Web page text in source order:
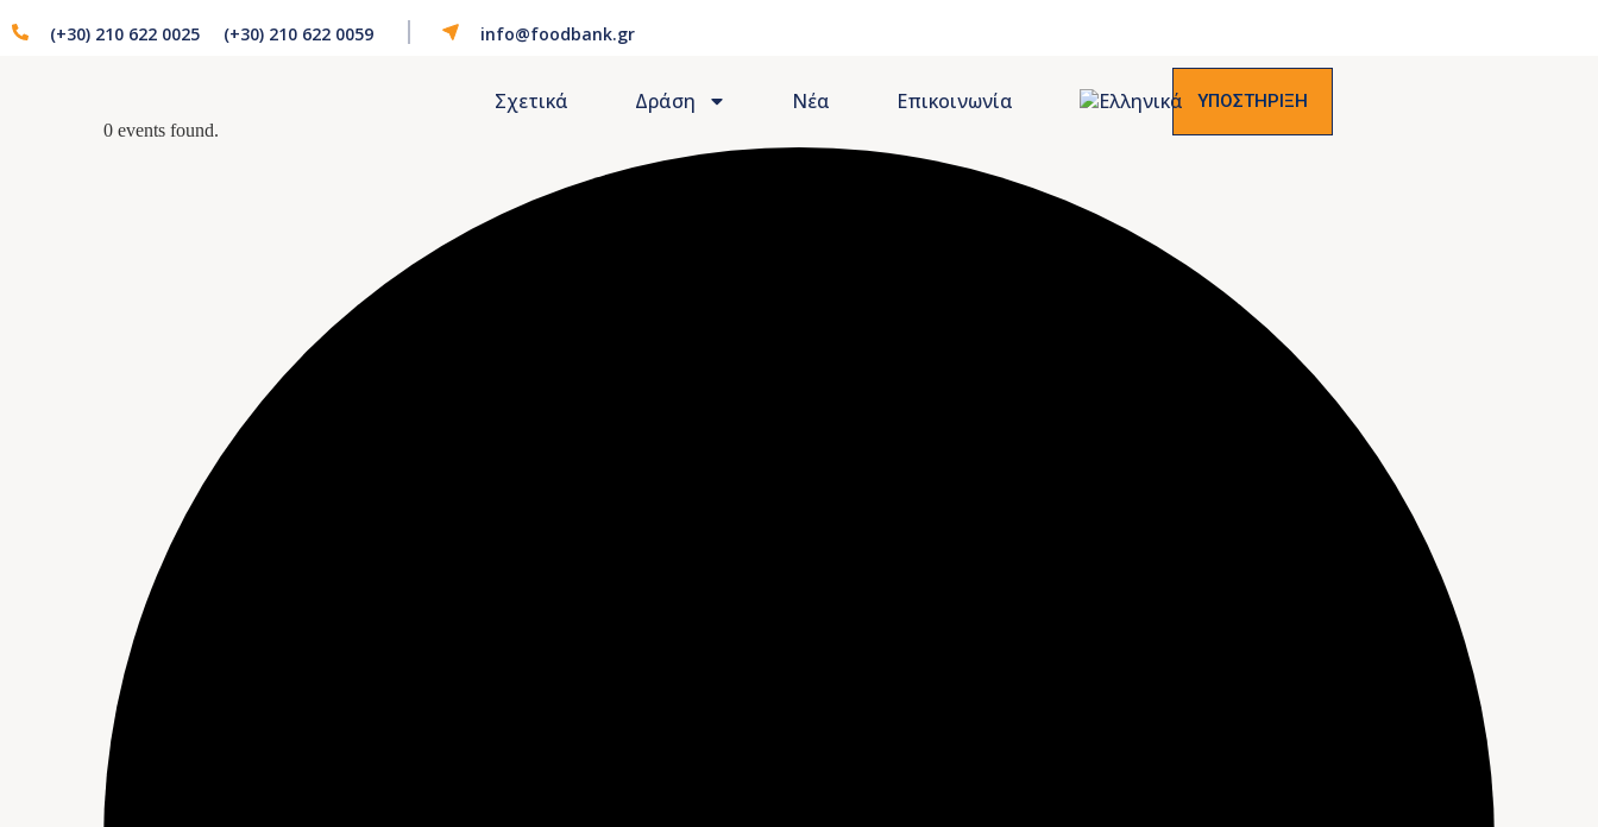
(+30) 210 622 0025 (+30) 210 622 0059 info@foodbank.gr
Σχετικά Δράση Νέα Επικοινωνία ΥΠΟΣΤΗΡΙΞΗ
0 events found.